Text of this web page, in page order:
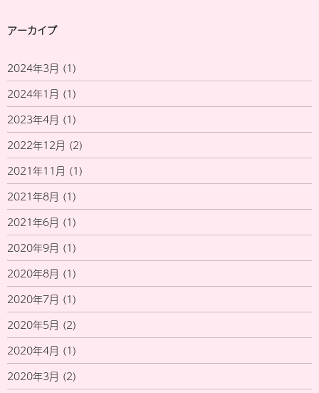
アーカイブ
2024年3月 (1)
2024年1月 (1)
2023年4月 (1)
2022年12月 (2)
2021年11月 (1)
2021年8月 (1)
2021年6月 (1)
2020年9月 (1)
2020年8月 (1)
2020年7月 (1)
2020年5月 (2)
2020年4月 (1)
2020年3月 (2)